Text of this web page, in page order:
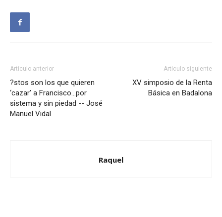
Artículo anterior
?stos son los que quieren
‘cazar’ a Francisco…por
sistema y sin piedad -- José
Manuel Vidal
Artículo siguiente
XV simposio de la Renta
Básica en Badalona
Raquel